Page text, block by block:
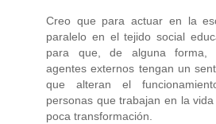
Creo que para actuar en la
paralelo en el tejido social
para que, de alguna forma,
agentes externos tengan un
que alteran el
personas que trabajan en la
poca transformación.